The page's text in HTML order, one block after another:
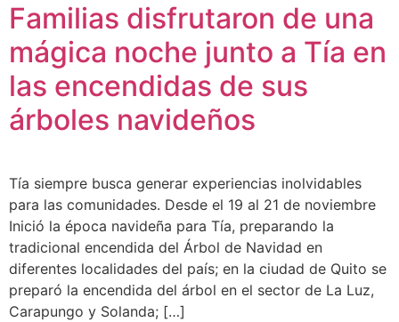
Familias disfrutaron de una
mágica noche junto a Tía en
las encendidas de sus
árboles navideños
Tía siempre busca generar experiencias inolvidables
para las comunidades. Desde el 19 al 21 de noviembre
Inició la época navideña para Tía, preparando la
tradicional encendida del Árbol de Navidad en
diferentes localidades del país; en la ciudad de Quito se
preparó la encendida del árbol en el sector de La Luz,
Carapungo y Solanda; […]